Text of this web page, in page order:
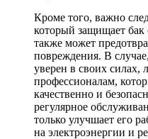
Кроме того, важно
который защищает бак
также может
повреждения. В
уверен в своих силах,
профессионалам,
качественно и
регулярное
только улучшает его
на электроэнергии и